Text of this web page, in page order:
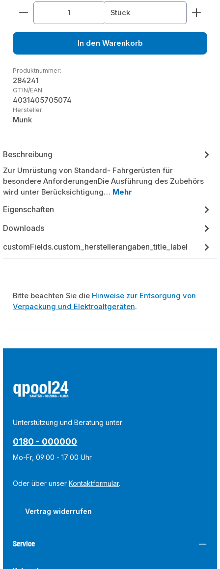
Produkt Anzahl: Gib den gewünschten Wert
Stück
In den Warenkorb
Produktnummer:
284241
GTIN/EAN:
4031405705074
Hersteller:
Munk
Beschreibung
Zur Umrüstung von Standard- Fahrgerüsten für
besondere AnforderungenDie Ausführung des Zubehörs
wird unter Berücksichtigung… Mehr
Eigenschaften
Downloads
customFields.custom_herstellerangaben_title_label
Bitte beachten Sie die Hinweise zur Entsorgung von
Verpackung und Elektroaltgeräten.
Unterstützung und Beratung unter:
0180 - 000000
Mo-Fr, 09:00 - 17:00 Uhr
Oder über unserKontaktformular.
Vertrag widerrufen
Service